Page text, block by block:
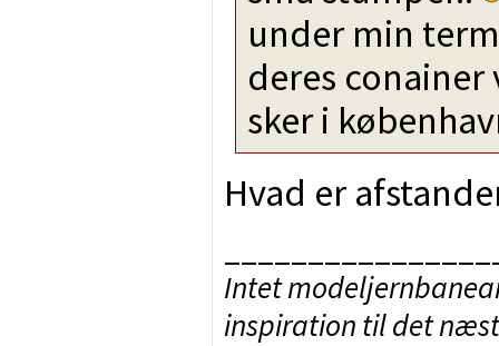
under min
deres
sker i
Hvad er
Intet
inspiration til det